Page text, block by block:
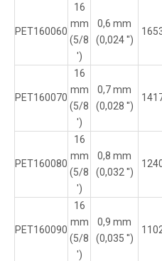
PET160060
16
mm
(5/8
')
0,6 mm
(0,024 '')
PET160070
16
mm
(5/8
')
0,7 mm
(0,028 '')
PET160080
16
mm
(5/8
')
0,8 mm
(0,032 '')
PET160090
16
mm
(5/8
')
0,9 mm
(0,035 '')